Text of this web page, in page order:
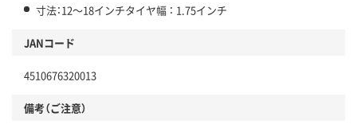
寸法：12～18インチタイヤ幅 ： 1.75インチ
JANコード
4510676320013
備考（ご注意）